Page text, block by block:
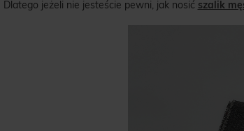
Dlatego jeżeli nie jesteście pewni, jak nosić szalik